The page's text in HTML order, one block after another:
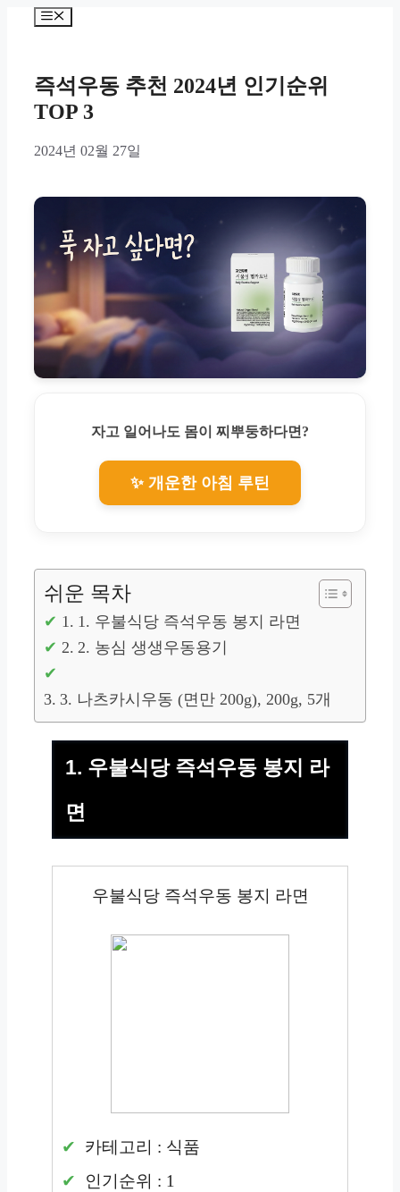
Menu
즉석우동 추천 2024년 인기순위
TOP 3
2024년 02월 27일
자고 일어나도 몸이 찌뿌둥하다면?
✨ 개운한 아침 루틴
쉬운 목차
1. 우불식당 즉석우동 봉지 라면
2. 농심 생생우동용기
3. 나츠카시우동 (면만 200g), 200g, 5개
1. 우불식당 즉석우동 봉지 라
면
우불식당 즉석우동 봉지 라면
카테고리 : 식품
인기순위 : 1